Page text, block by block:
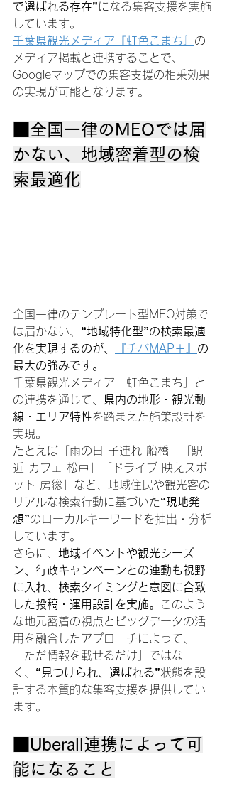
で選ばれる存在”になる集客支援を実施
しています。
千葉県観光メディア 『虹色こまち
の
メディア掲載と連携することで、
Googleマップでの集客支援の相乗効果
の実現が可能となります。
■全国一律のMEOでは届
かない、地域密着型の検
索最適化
全国一律のテンプレート型MEO対策で
は届かない、 “地域特化型”の検索最適
化を実現するのが、
『チバMAP＋』 の
最大の強みです。
千葉県観光メディア「虹色こまち」と
の連携を通じて
、県内の地形・観光動
線・エリア特性を踏まえた施策設計を
実現。
たとえば 「雨の日 子連れ 船橋」「駅
近 カフェ 松戸」「ドライブ 映えスポ
ット 房総」 など、地域住民や観光客の
リアルな検索行動に基づいた“現地発
想”のローカルキーワードを抽出・分析
しています。
さらに、 地域イベントや観光シーズ
ン、行政キャンペーンとの連動も視野
に入れ、検索タイミングと意図に合致
した投稿・運用設計を実施。
このよう
な地元密着の視点とビッグデータの活
用を融合したアプローチによって、
「ただ情報を載せるだけ」ではな
く、 “見つけられ、選ばれる”状態を設
計する本質的な集客支援を提供してい
ます。
■Uberall連携によって可
能になること